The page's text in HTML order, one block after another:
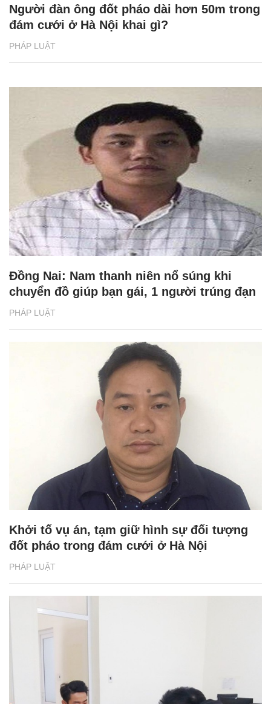
PHÁP LUẬT
Người đàn ông đốt pháo dài hơn 50m trong
đám cưới ở Hà Nội khai gì?
PHÁP LUẬT
Đồng Nai: Nam thanh niên nổ súng khi
chuyển đồ giúp bạn gái, 1 người trúng đạn
PHÁP LUẬT
Khởi tố vụ án, tạm giữ hình sự đối tượng
đốt pháo trong đám cưới ở Hà Nội